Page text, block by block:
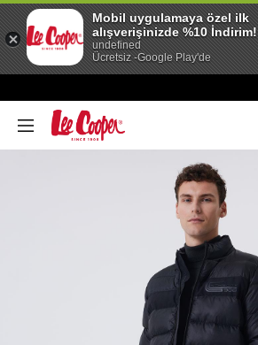
Mobil uygulamaya özel ilk
alışverişinizde %10 İndirim!
undefined
Ücretsiz -Google Play'de